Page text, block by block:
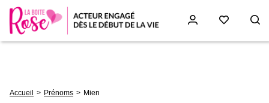
d'Ariane
Accueil Prénoms Mien